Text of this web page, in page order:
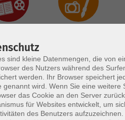
sind kleine Datenmengen, die von
des Nutzers während des
werden. Ihr Browser speichert
genannt wird. Wenn Sie eine
das Cookie an den Server
für Websites entwickelt, um
des Benutzers